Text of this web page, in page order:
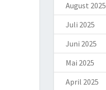
August 2025
Juli 2025
Juni 2025
Mai 2025
April 2025